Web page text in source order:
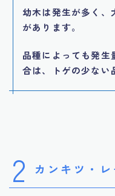
幼木は発生が多く、
があります。
品種によっても発生
合は、トゲの少ない
2 カンキツ・